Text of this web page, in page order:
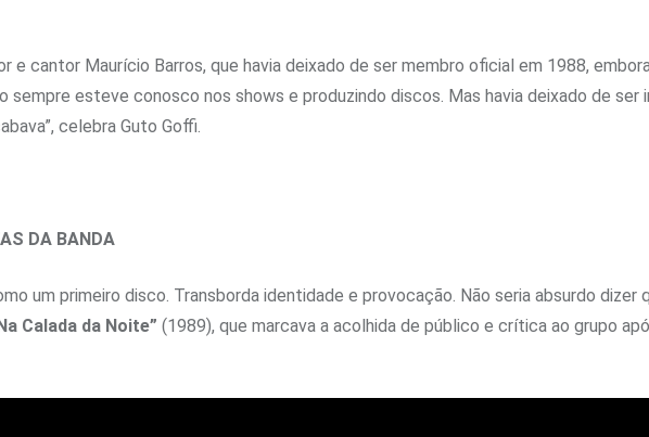
e cantor Maurício Barros, que havia deixado de ser membro oficial em 1988,
sempre esteve conosco nos shows e produzindo discos. Mas havia deixado de ser
celebra Guto Goffi.
DA BANDA
um primeiro disco. Transborda identidade e provocação. Não seria absurdo
Calada da Noite” (1989), que marcava a acolhida de público e crítica ao grupo